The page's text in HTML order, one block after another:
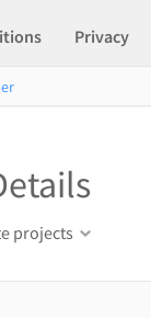
Privacy
projects